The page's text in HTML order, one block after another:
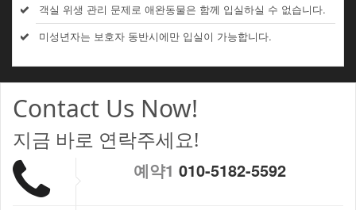
객실 위생 관리 문제로 애완동물은 함께 입실하실 수 없습니다.
미성년자는 보호자 동반시에만 입실이 가능합니다.
Contact Us Now!
지금 바로 연락주세요!
예약1 010-5182-5592